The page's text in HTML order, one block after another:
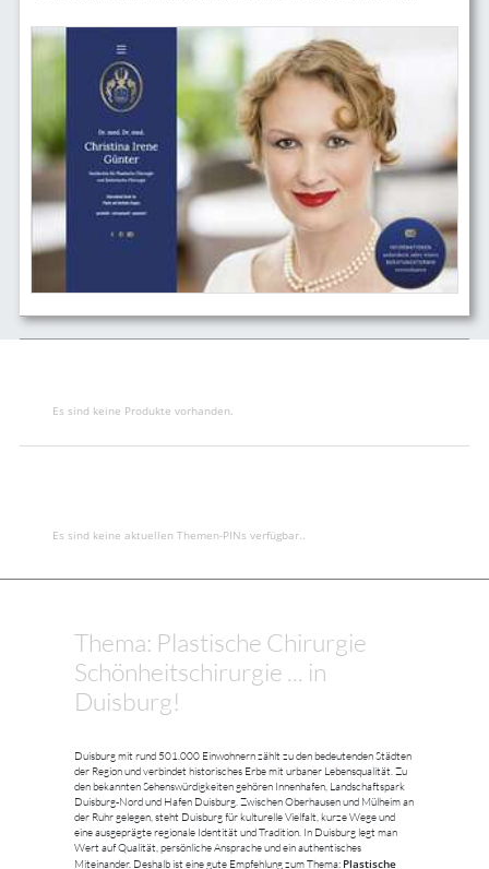
Es sind keine Produkte vorhanden.
Es sind keine aktuellen Themen-PINs verfügbar..
Thema: Plastische Chirurgie
Schönheitschirurgie ... in
Duisburg!
Duisburg mit rund 501.000 Einwohnern zählt zu den bedeutenden Städten
der Region und verbindet historisches Erbe mit urbaner Lebensqualität. Zu
den bekannten Sehenswürdigkeiten gehören Innenhafen, Landschaftspark
Duisburg-Nord und Hafen Duisburg. Zwischen Oberhausen und Mülheim an
der Ruhr gelegen, steht Duisburg für kulturelle Vielfalt, kurze Wege und
eine ausgeprägte regionale Identität und Tradition. In Duisburg legt man
Wert auf Qualität, persönliche Ansprache und ein authentisches
Miteinander. Deshalb ist eine gute Empfehlung zum Thema: Plastische